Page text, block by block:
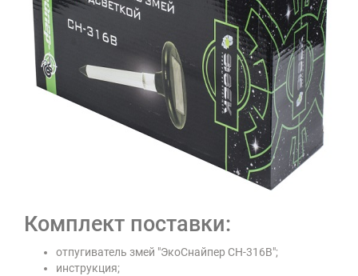
Комплект поставки:
отпугиватель змей "ЭкоСнайпер CH-316B";
инструкция;